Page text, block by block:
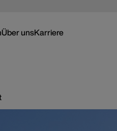
Über unsKarriere